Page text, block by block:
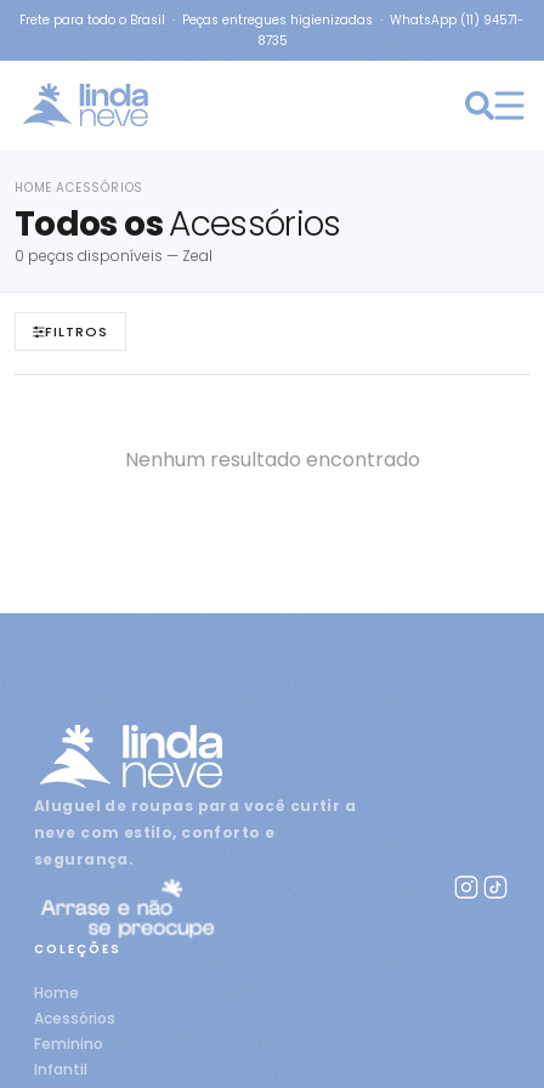
Frete para todo o Brasil · Peças entregues higienizadas · WhatsApp (11) 94571-
8735
HOME ›ACESSÓRIOS
Todos osAcessórios
0 peças disponíveis — Zeal
FILTROS
Nenhum resultado encontrado
Aluguel de roupas para você curtir a
neve com estilo, conforto e
segurança.
COLEÇÕES
Home
Acessórios
Feminino
Infantil